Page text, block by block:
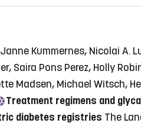
Kummernes, Nicolai A.
Saira Pons Perez, Holly
Madsen, Michael Witsch,
Treatment regimens and
diabetes registries The